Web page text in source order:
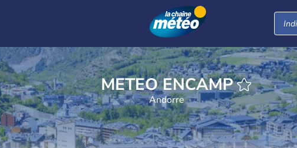
METEO ENCAMP
Andorre